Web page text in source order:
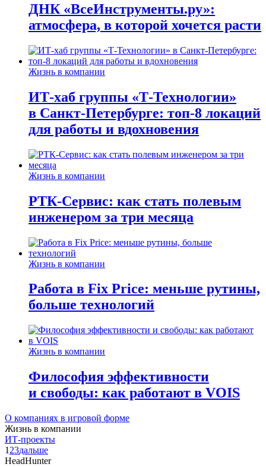
ДНК «ВсеИнструменты.ру»:
атмосфера, в которой хочется расти
Жизнь в компании
ИТ-хаб группы «Т-Технологии»
в Санкт-Петербурге: топ-8 локаций
для работы и вдохновения
Жизнь в компании
РТК-Сервис: как стать полевым
инженером за три месяца
Жизнь в компании
Работа в Fix Price: меньше рутины,
больше технологий
Жизнь в компании
Философия эффективности
и свободы: как работают в VOIS
О компаниях в игровой форме
Жизнь в компании
ИТ-проекты
1 23дальше
HeadHunter